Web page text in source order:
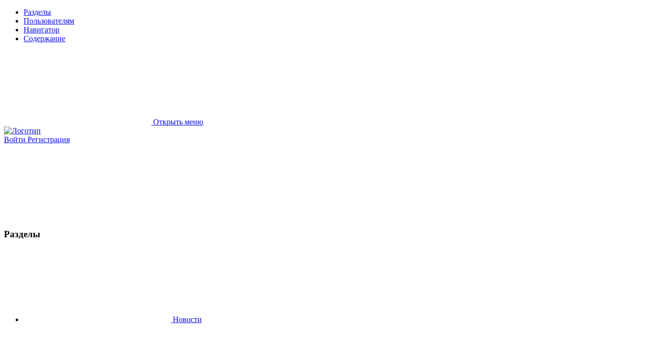
Разделы
Пользователям
Навигатор
Содержание
Открыть меню
Войти Регистрация
Разделы
Новости